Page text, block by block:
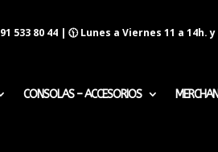
91 533 80 44| 🕦 Lunes a Viernes 11 a 14h. y
CONSOLAS – ACCESORIOS